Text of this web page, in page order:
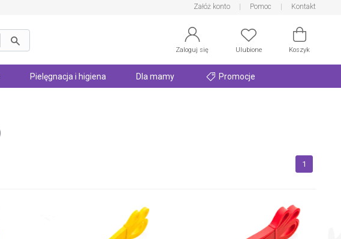
Załóż konto Pomoc Kontakt
Zaloguj się Ulubione Koszyk
Pielęgnacja i higiena Dla mamy Promocje
1